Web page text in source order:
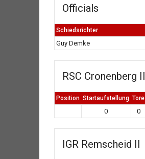
Officials
Schiedsrichter
Guy Demke
RSC Cronenberg II
Position Startaufstellung Tore
0 0
IGR Remscheid II